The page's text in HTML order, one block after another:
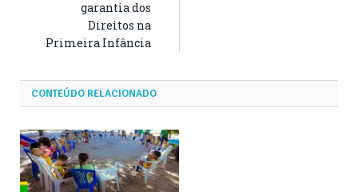
garantia dos
Direitos na
Primeira Infância
CONTEÚDO RELACIONADO